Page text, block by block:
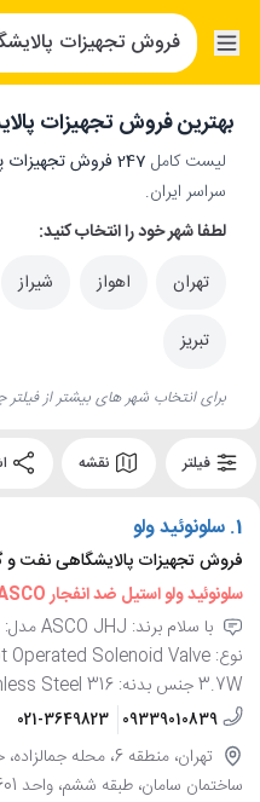
بهترین فروش تجهیزات
لیست کامل 247 فروش تجهیزات پالایشگاهی نفت و گاز و پتروشیمی
سراسر ایران.
لطفا شهر خود را انتخاب کنید:
تهران
اهواز شیراز
تبریز
برای انتخاب شهر های بیشتر از
فیلتر نقشه
1. سلونوئید ولو
فروش تجهیزات پالایشگاهی نفت و
سلونوئید ولو استیل ضد انفجار ASCO مدل WSNF8327
3.7W جنس بدنه: Stainless Steel 316 سایز ور...
09339010839
021-3649823
ساختمان سامان، طبقه ششم، واحد 601